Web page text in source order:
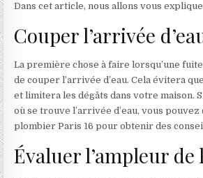
Dans cet article, nous allons vous
Couper l’arrivée
La première chose à faire lorsqu’une
de couper l’arrivée d’eau. Cela évitera
et limitera les dégâts dans votre maison.
où se trouve l’arrivée d’eau, vous
plombier Paris 16 pour obtenir des
Évaluer l’ampleur de